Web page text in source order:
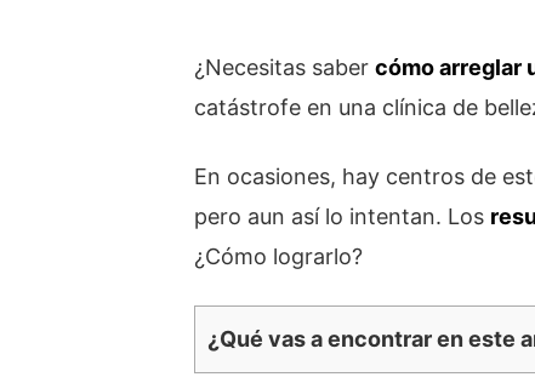
¿Necesitas saber cómo arreglar
catástrofe en una clínica de
En ocasiones, hay centros de
pero aun así lo intentan. Los
¿Cómo lograrlo?
¿Qué vas a encontrar en este